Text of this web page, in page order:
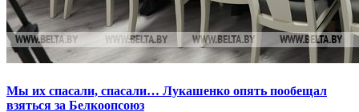
Мы их спасали, спасали… Лукашенко опять пообещал
взяться за Белкоопсоюз